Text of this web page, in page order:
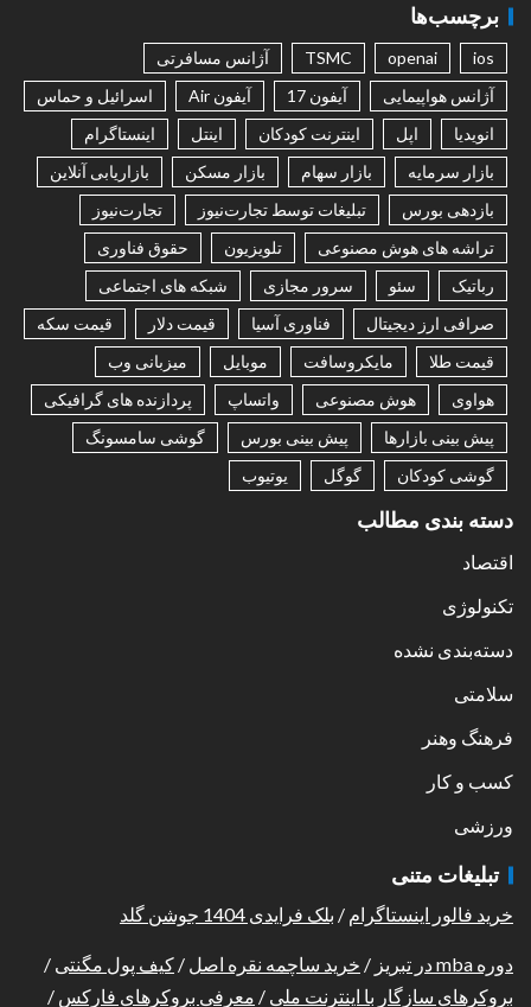
برچسب‌ها
ios
openai
TSMC
آژانس مسافرتی
آژانس هواپیمایی
آیفون 17 آیفون Air
اسرائیل و حماس
انویدیا
اپل اینترنت کودکان اینتل
اینستاگرام
بازار سرمایه
بازار سهام بازار مسکن
بازاریابی آنلاین
بازدهی بورس
تبلیغات توسط تجارت‌نیوز
تجارت‌نیوز
تراشه های هوش مصنوعی
تلویزیون
حقوق فناوری
رباتیک
سئو سرور مجازی
شبکه های اجتماعی
صرافی ارز دیجیتال
فناوری آسیا قیمت دلار
قیمت سکه
قیمت طلا
مایکروسافت موبایل
میزبانی وب
هواوی
هوش مصنوعی واتساپ
پردازنده های گرافیکی
پیش بینی بازارها
پیش بینی بورس
گوشی سامسونگ
گوشی کودکان
گوگل یوتیوب
دسته بندی مطالب
اقتصاد
تکنولوژی
دسته‌بندی نشده
سلامتی
فرهنگ وهنر
کسب و کار
ورزشی
تبلیغات متنی
خرید فالور اینستاگرام / بلک فرایدی 1404 جوشن گلد
دوره mba در تبریز / خرید ساچمه نقره اصل / کیف پول مگنتی /
بروکرهای سازگار با اینترنت ملی / معرفی بروکرهای فارکس /